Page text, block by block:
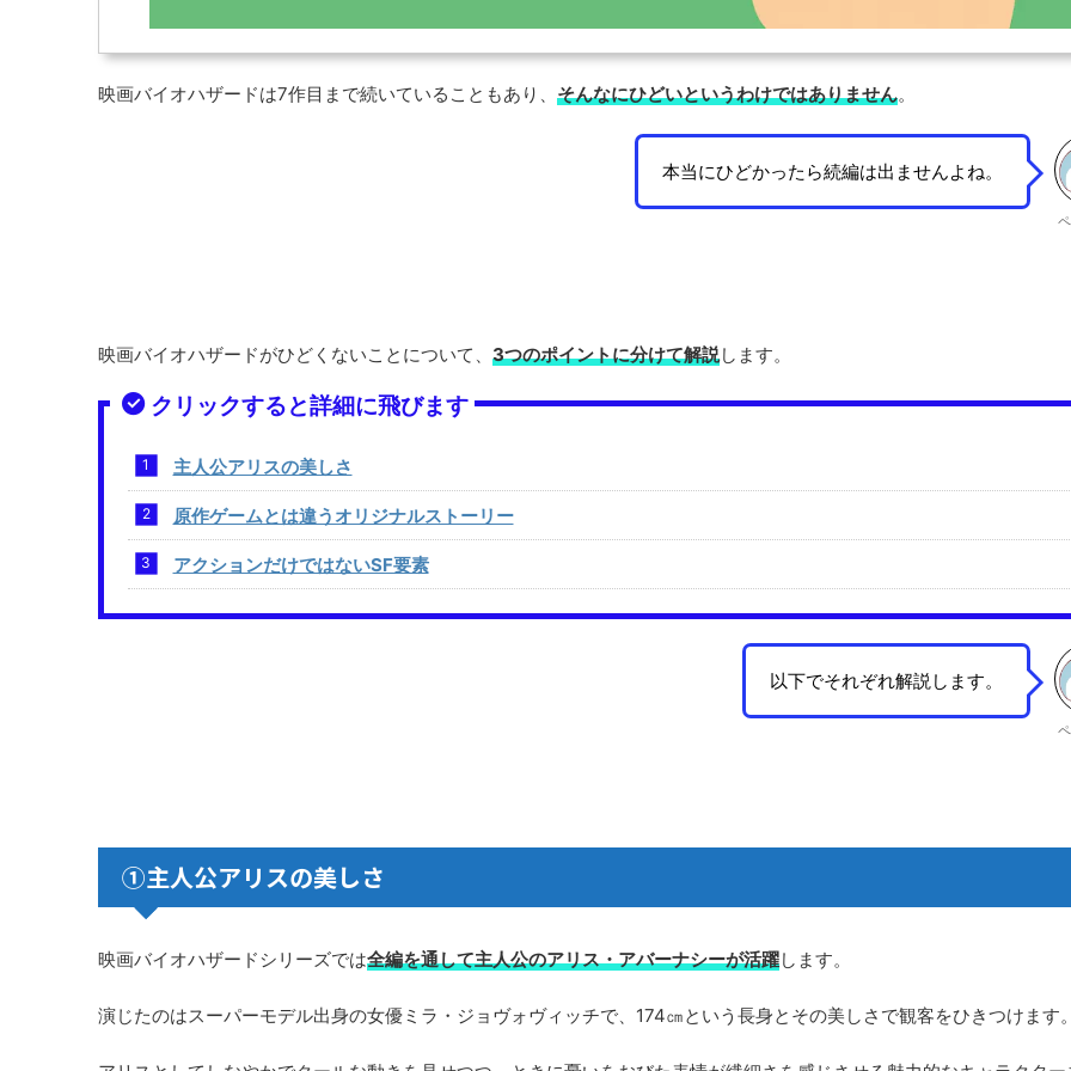
映画バイオハザードは7作目まで続いていることもあり、 そんなにひどいというわけではありません。
本当にひどかったら続編は出ませんよね。
映画バイオハザードがひどくないことについて、 3つのポイントに分けて解説します。
クリックすると詳細に飛びます
主人公アリスの美しさ
原作ゲームとは違うオリジナルストーリー
アクションだけではないSF要素
以下でそれぞれ解説します。
①主人公アリスの美しさ
映画バイオハザードシリーズでは全編を通して主人公のアリス・アバーナシーが活躍します。
演じたのはスーパーモデル出身の女優ミラ・ジョヴォヴィッチで、174㎝という長身とその美しさで観客をひきつけます